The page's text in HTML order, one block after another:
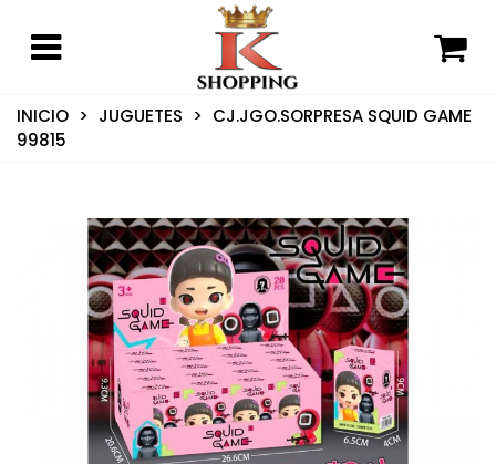
INICIO > JUGUETES > CJ.JGO.SORPRESA SQUID GAME
99815